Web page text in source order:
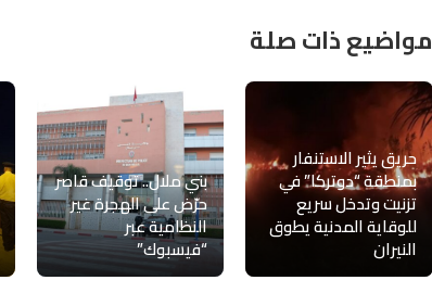
مواضيع ذات صلة
حريق يثير الاستنفار
بمنطقة “دوتركا” في
تزنيت وتدخل سريع
للوقاية المدنية يطوق
النيران
بني ملال.. توقيف قاصر
حرّض على الهجرة غير
النظامية عبر
“فيسبوك”